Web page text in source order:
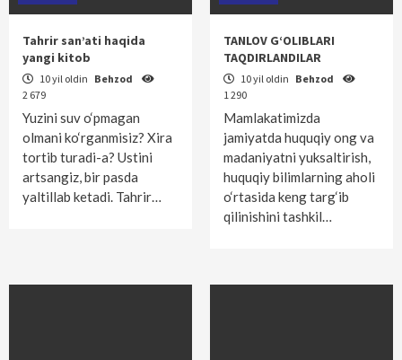
Tahrir san’ati haqida
yangi kitob
10 yil oldin Behzod
2 679
Yuzini suv o‘pmagan
olmani ko‘rganmisiz? Xira
tortib turadi-a? Ustini
artsangiz, bir pasda
yaltillab ketadi. Tahrir…
TANLOV G‘OLIBLARI
TAQDIRLANDILAR
10 yil oldin Behzod
1 290
Mamlakatimizda
jamiyatda huquqiy ong va
madaniyatni yuksaltirish,
huquqiy bilimlarning aholi
o‘rtasida keng targ‘ib
qilinishini tashkil…